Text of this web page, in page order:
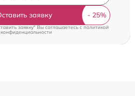
заявку
заявку" Вы соглашаетесь cполитикой
конфиденциальности